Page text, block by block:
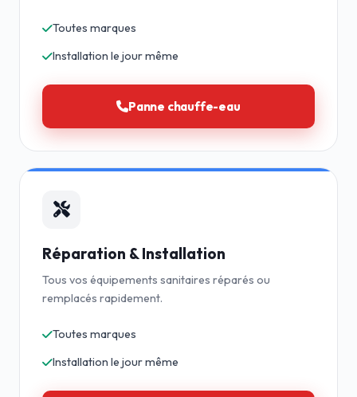
Toutes marques
Installation le jour même
Panne chauffe-eau
Réparation & Installation
Tous vos équipements sanitaires réparés ou
remplacés rapidement.
Toutes marques
Installation le jour même